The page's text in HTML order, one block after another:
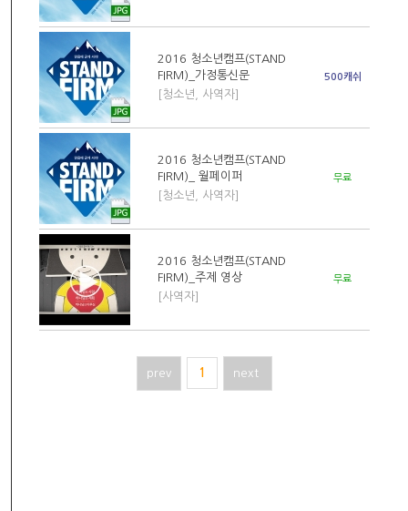
2016 청소년캠프(STAND
FIRM)_가정통신문
[청소년, 사역자]
500캐쉬
2016 청소년캠프(STAND
FIRM)_ 월페이퍼
[청소년, 사역자]
무료
2016 청소년캠프(STAND
FIRM)_주제 영상
[사역자]
무료
prev 1 next